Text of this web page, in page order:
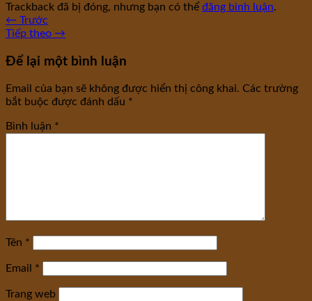
Trackback đã bị đóng, nhưng bạn có thể đăng bình luận.
← Trước
Tiếp theo →
Để lại một bình luận
Email của bạn sẽ không được hiển thị công khai. Các trường
bắt buộc được đánh dấu *
Bình luận *
Tên *
Email *
Trang web